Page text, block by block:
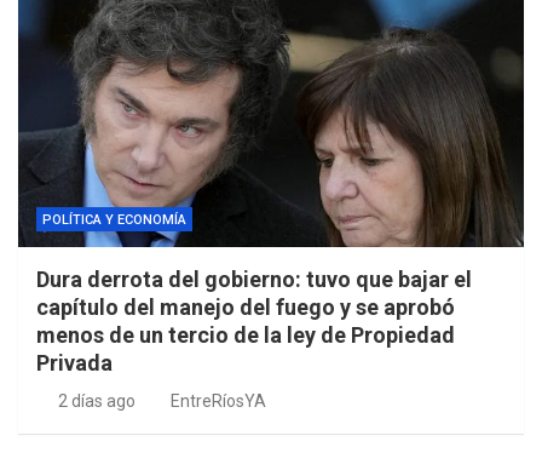
POLÍTICA Y ECONOMÍA
Dura derrota del gobierno: tuvo que bajar el
capítulo del manejo del fuego y se aprobó
menos de un tercio de la ley de Propiedad
Privada
2 días ago EntreRíosYA